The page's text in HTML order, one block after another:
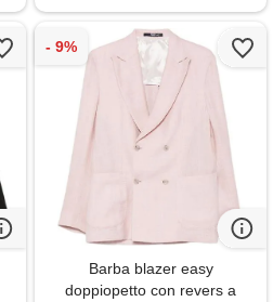
Barba blazer easy
doppiopetto con revers a